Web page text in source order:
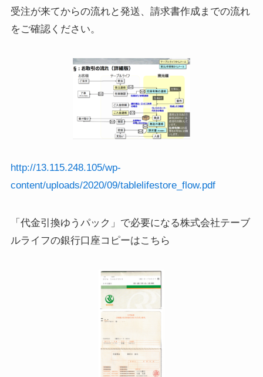
受注が来てからの流れと発送、請求書作成までの流れ
をご確認ください。
http://13.115.248.105/wp-
content/uploads/2020/09/tablelifestore_flow.pdf
「代金引換ゆうパック」で必要になる株式会社テーブ
ルライフの銀行口座コピーはこちら